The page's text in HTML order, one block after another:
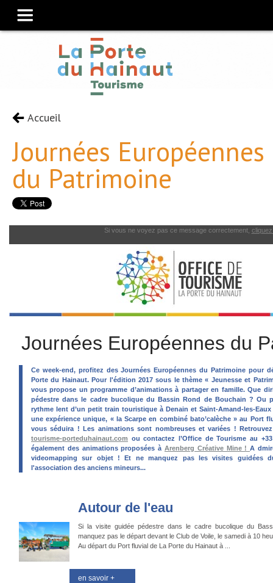
Accueil
Journées Européennes
du Patrimoine
Si vous ne voyez pas ce message correctement,
Journées Européennes du
Ce week-end, profitez des Journées Européennes du Patrimoine pour
Porte du Hainaut. Pour l'édition 2017 sous le thème « Jeunesse et
vous propose un programme d’animations à partager en famille. Que
pédestre dans le cadre bucolique du Bassin Rond de Bouchain ? Ou
rythme lent d’un petit train touristique à Denain et Saint-Amand-les-
une expérience unique, « la Scarpe en combiné bato’calèche » au Port
vous séduira ! Les animations sont nombreuses et variées !
tourisme-porteduhainaut.com ou contactez l’Office de Tourisme au
également des animations proposées à Arenberg Créative Mine !A
videomapping sur objet ! Et ne manquez pas les visites guidées
l'association des anciens mineurs...
Autour de l'eau
Si la visite guidée pédestre dans le cadre bucolique du
manquez pas le départ devant le Club de Voile, le samedi à 10
Au départ du Port fluvial de La Porte du Hainaut à ...
en savoir +